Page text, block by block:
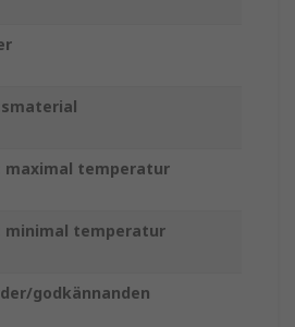
temperatur
temperatur
godkännanden